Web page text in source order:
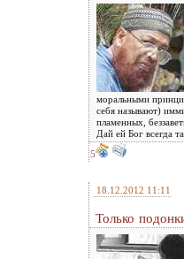
моральными
себя называют)
пламенных,
Дай ей Бог всегда
5
18.12.2012 11:11
Только